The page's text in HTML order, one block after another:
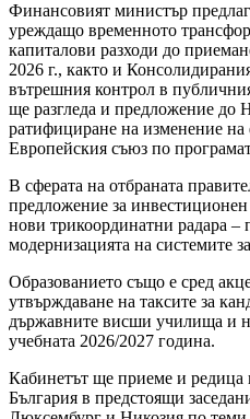
Финансовият министър
уреждащо временното
капиталови разходи до
2026 г., както и
вътрешния контрол в
ще разгледа и предложение до
ратифициране на изменение
Европейския съюз по
В сферата на отбраната
предложение за
нови трикоординатни радара –
модернизацията на системите
Образованието също е сред
утвърждаване на таксите за
държавните висши училища и
учебната 2026/2027 година.
Кабинетът ще приеме и редица
България в предстоящи